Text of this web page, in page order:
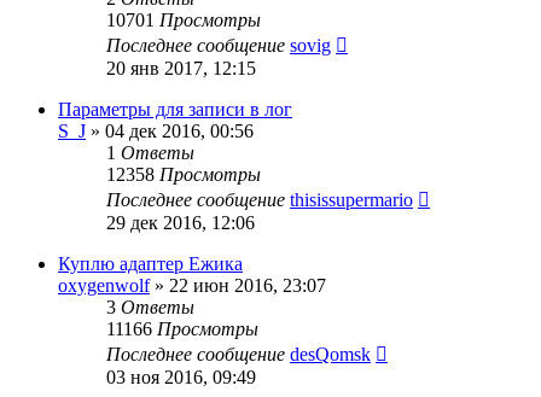
10701 Просмотры
Последнее сообщение sovig
20 янв 2017, 12:15
Параметры для записи в лог
S_J » 04 дек 2016, 00:56
1 Ответы
12358 Просмотры
Последнее сообщение thisissupermario
29 дек 2016, 12:06
Куплю адаптер Ежика
oxygenwolf» 22 июн 2016, 23:07
3 Ответы
11166 Просмотры
Последнее сообщение desQomsk
03 ноя 2016, 09:49